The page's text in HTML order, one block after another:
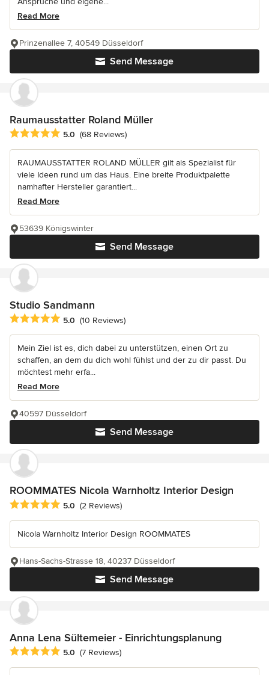
Read More
Send Message
Prinzenallee 7, 40549 Düsseldorf
Raumausstatter Roland Müller
Average rating: 5 out of 5 stars
5.0 (68 Reviews)
RAUMAUSSTATTER ROLAND MÜLLER gilt als Spezialist für
viele Ideen rund um das Haus. Eine breite Produktpalette
namhafter Hersteller garantiert...
Read More
Send Message
53639 Königswinter
Studio Sandmann
Average rating: 5 out of 5 stars
5.0 (10 Reviews)
Mein Ziel ist es, dich dabei zu unterstützen, einen Ort zu
schaffen, an dem du dich wohl fühlst und der zu dir passt. Du
möchtest mehr erfa...
Read More
Send Message
40597 Düsseldorf
ROOMMATES Nicola Warnholtz Interior Design
Average rating: 5 out of 5 stars
5.0 (2 Reviews)
Nicola Warnholtz Interior Design ROOMMATES
Send Message
Hans-Sachs-Strasse 18, 40237 Düsseldorf
Anna Lena Sültemeier - Einrichtungsplanung
Average rating: 5 out of 5 stars
5.0 (7 Reviews)